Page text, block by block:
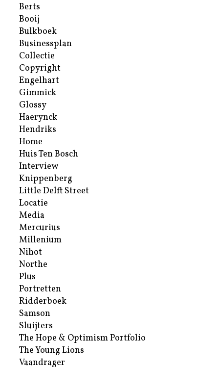
Berts
Booij
Bulkboek
Businessplan
Collectie
Copyright
Engelhart
Gimmick
Glossy
Haerynck
Hendriks
Home
Huis Ten Bosch
Interview
Knippenberg
Little Delft Street
Locatie
Media
Mercurius
Millenium
Nihot
Northe
Plus
Portretten
Ridderboek
Samson
Sluijters
The Hope & Optimism Portfolio
The Young Lions
Vaandrager